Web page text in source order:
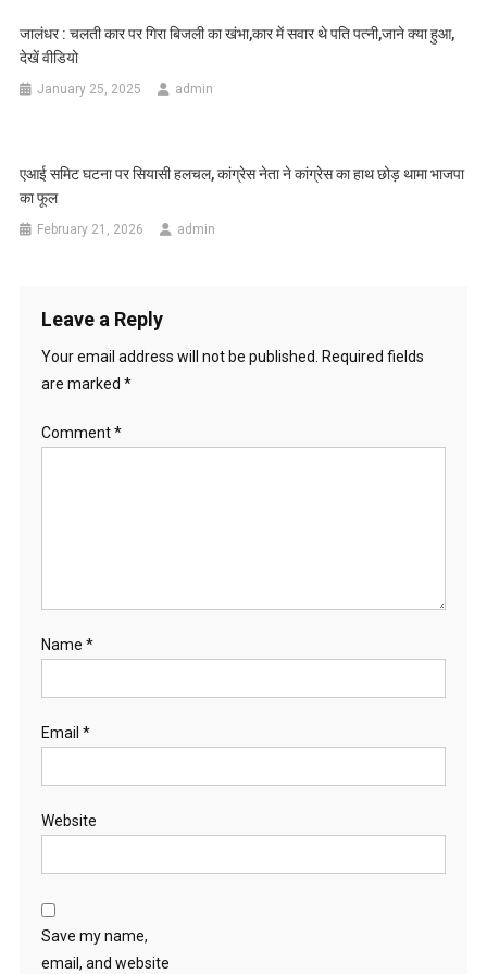
जालंधर : चलती कार पर गिरा बिजली का खंभा,कार में सवार थे पति पत्नी,जाने क्या हुआ,
देखें वीडियो
January 25, 2025 admin
एआई समिट घटना पर सियासी हलचल, कांग्रेस नेता ने कांग्रेस का हाथ छोड़ थामा भाजपा
का फूल
February 21, 2026 admin
Leave a Reply
Your email address will not be published.
Required fields
are marked *
Comment*
Name *
Email *
Website
Save my name,
email, and website